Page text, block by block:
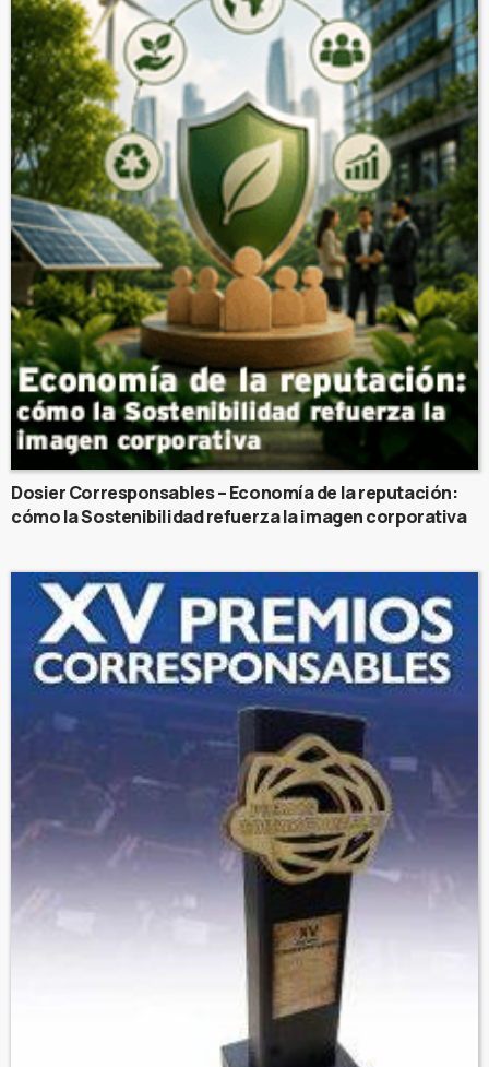
Dosier Corresponsables – Economía de la reputación:
cómo la Sostenibilidad refuerza la imagen corporativa